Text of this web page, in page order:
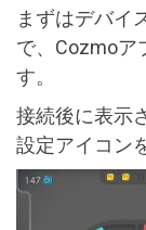
まずはデバイ
で、Cozmoア
す。
接続後に表示
設定アイコン